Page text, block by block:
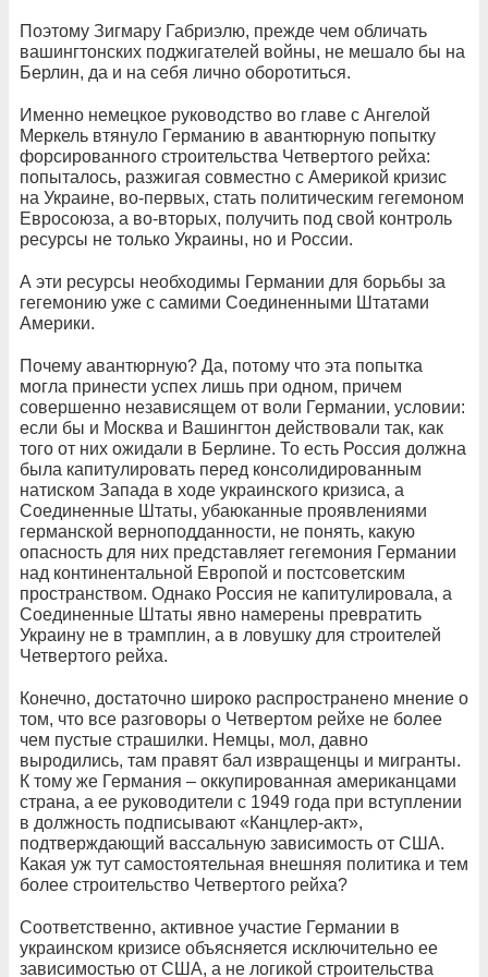
Поэтому Зигмару Габриэлю, прежде чем обличать
вашингтонских поджигателей войны, не мешало бы на
Берлин, да и на себя лично оборотиться.
Именно немецкое руководство во главе с Ангелой
Меркель втянуло Германию в авантюрную попытку
форсированного строительства Четвертого рейха:
попыталось, разжигая совместно с Америкой кризис
на Украине, во-первых, стать политическим гегемоном
Евросоюза, а во-вторых, получить под свой контроль
ресурсы не только Украины, но и России.
А эти ресурсы необходимы Германии для борьбы за
гегемонию уже с самими Соединенными Штатами
Америки.
Почему авантюрную? Да, потому что эта попытка
могла принести успех лишь при одном, причем
совершенно независящем от воли Германии, условии:
если бы и Москва и Вашингтон действовали так, как
того от них ожидали в Берлине. То есть Россия должна
была капитулировать перед консолидированным
натиском Запада в ходе украинского кризиса, а
Соединенные Штаты, убаюканные проявлениями
германской верноподданности, не понять, какую
опасность для них представляет гегемония Германии
над континентальной Европой и постсоветским
пространством. Однако Россия не капитулировала, а
Соединенные Штаты явно намерены превратить
Украину не в трамплин, а в ловушку для строителей
Четвертого рейха.
Конечно, достаточно широко распространено мнение о
том, что все разговоры о Четвертом рейхе не более
чем пустые страшилки. Немцы, мол, давно
выродились, там правят бал извращенцы и мигранты.
К тому же Германия – оккупированная американцами
страна, а ее руководители с 1949 года при вступлении
в должность подписывают «Канцлер-акт»,
подтверждающий вассальную зависимость от США.
Какая уж тут самостоятельная внешняя политика и тем
более строительство Четвертого рейха?
Соответственно, активное участие Германии в
украинском кризисе объясняется исключительно ее
зависимостью от США, а не логикой строительства